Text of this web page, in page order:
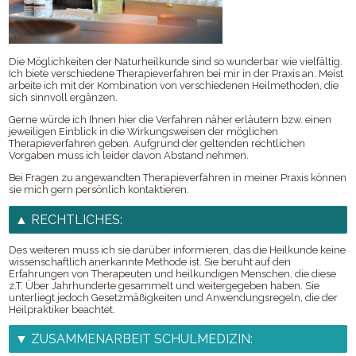
Aktuelles
Räumlichkeiten
Die Möglichkeiten der Naturheilkunde sind so wunderbar wie vielfältig.
Ich biete verschiedene Therapieverfahren bei mir in der Praxis an. Meist
arbeite ich mit der Kombination von verschiedenen Heilmethoden, die
sich sinnvoll ergänzen.
Gerne würde ich Ihnen hier die Verfahren näher erläutern bzw. einen
jeweiligen Einblick in die Wirkungsweisen der möglichen
Therapieverfahren geben. Aufgrund der geltenden rechtlichen
Vorgaben muss ich leider davon Abstand nehmen.
Bei Fragen zu angewandten Therapieverfahren in meiner Praxis können
sie mich gern persönlich kontaktieren.
RECHTLICHES:
Des weiteren muss ich sie darüber informieren, das die Heilkunde keine
wissenschaftlich anerkannte Methode ist. Sie beruht auf den
Erfahrungen von Therapeuten und heilkundigen Menschen, die diese
z.T. Über Jahrhunderte gesammelt und weitergegeben haben. Sie
unterliegt jedoch Gesetzmäßigkeiten und Anwendungsregeln, die der
Heilpraktiker beachtet.
ZUSAMMENARBEIT SCHULMEDIZIN: